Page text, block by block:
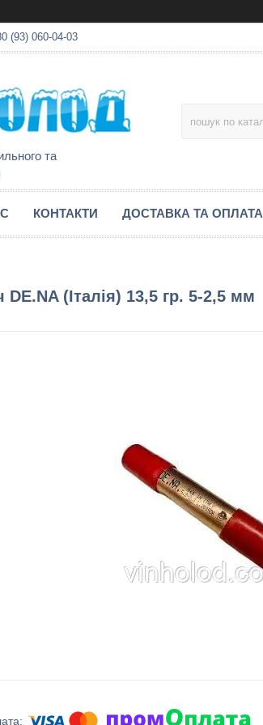
(93) 060-04-03
та
КОНТАКТИ ДОСТАВКА ТА ОПЛАТА
(Італія) 13,5 гр. 5-2,5 мм